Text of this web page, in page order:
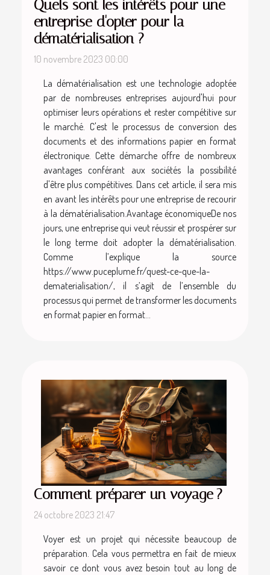
Quels sont les intérêts pour une
entreprise d'opter pour la
dématérialisation ?
10 novembre 2023 00:00
La dématérialisation est une technologie adoptée
par de nombreuses entreprises aujourd'hui pour
optimiser leurs opérations et rester compétitive sur
le marché. C'est le processus de conversion des
documents et des informations papier en format
électronique. Cette démarche offre de nombreux
avantages conférant aux sociétés la possibilité
d'être plus compétitives. Dans cet article, il sera mis
en avant les intérêts pour une entreprise de recourir
à la dématérialisation.Avantage économiqueDe nos
jours, une entreprise qui veut réussir et prospérer sur
le long terme doit adopter la dématérialisation.
Comme l’explique la source
https://www.puceplume.fr/quest-ce-que-la-
dematerialisation/, il s’agit de l’ensemble du
processus qui permet de transformer les documents
en format papier en format...
Comment préparer un voyage ?
24 octobre 2023 21:47
Voyer est un projet qui nécessite beaucoup de
préparation. Cela vous permettra en fait de mieux
savoir ce dont vous avez besoin tout au long de